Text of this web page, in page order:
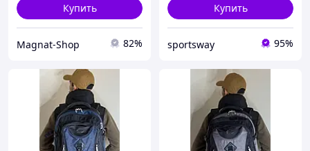
Купить
Magnat-Shop 82%
Купить
sportsway 95%